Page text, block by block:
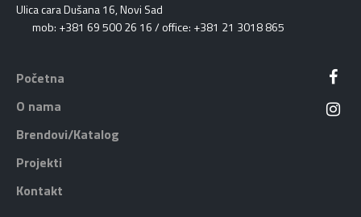
Ulica cara Dušana 16, Novi Sad
mob: +381 69 500 26 16 / office: +381 21 3018 865
Početna
O nama
Brendovi/Katalog
Projekti
Kontakt